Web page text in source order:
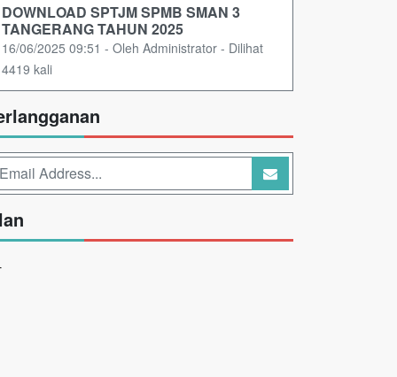
DOWNLOAD SPTJM SPMB SMAN 3
TANGERANG TAHUN 2025
16/06/2025 09:51 - Oleh Administrator - Dilihat
4419 kali